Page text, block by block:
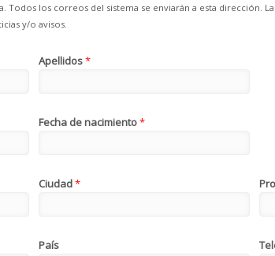
los correos del sistema se enviarán a esta dirección.
y/o avisos.
Apellidos*
Fecha de nacimiento*
Ciudad*
País